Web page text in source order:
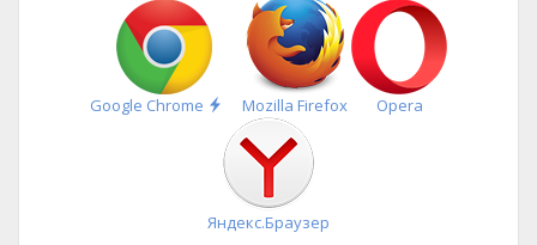
Google Chrome
Быстрая
установка
Mozilla Firefox Opera
Яндекс.Браузер